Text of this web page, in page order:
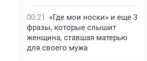
00:21
«Где мои носки» и еще 3
фразы, которые слышит
женщина, ставшая матерью
для своего мужа